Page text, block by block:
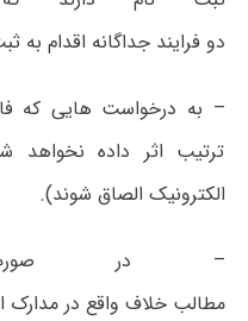
دو فرایند جداگانه اقدام
– به درخواست هایی که
ترتیب اثر داده نخواهد
الکترونیک الصاق شوند).
– در صورت
مطالب خلاف واقع در مدارک